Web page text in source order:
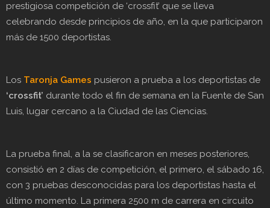
prestigiosa competición de ‘crossfit’ que se lleva
celebrando desde principios de año, en la que participaron
más de 1500 deportistas.
Los Taronja Games pusieron a prueba a los deportistas de
‘crossfit’ durante todo el fin de semana en la Fuente de San
Luis, lugar cercano a la Ciudad de las Ciencias.
La prueba final, a la se clasificaron en meses posteriores,
consistió en 2 días de competición, el primero, el sábado 16,
con 3 pruebas desconocidas para los deportistas hasta el
último momento. La primera 2500 m de carrera en circuito